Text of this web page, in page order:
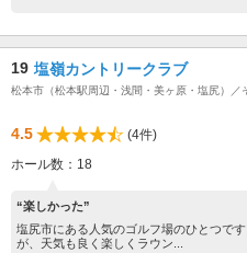
19 塩嶺カントリークラブ
松本市（松本駅周辺・浅間・美ヶ原・塩尻）／
4.5
(4件)
ホール数：18
“楽しかった”
塩尻市にある人気のゴルフ場のひとつで
が、天気も良く楽しくラウン...